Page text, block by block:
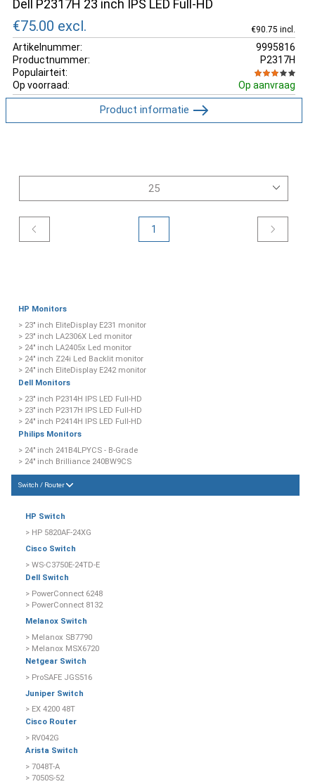
Dell P2317H 23 inch IPS LED Full-HD
€75.00 excl. €90.75 incl.
Artikelnummer:
9995816
Productnummer:
P2317H
Populairteit:
Op voorraad:
Op aanvraag
Product informatie
1
HP Monitors
> 23" inch EliteDisplay E231 monitor
> 23" inch LA2306X Led monitor
> 24" inch LA2405x Led monitor
> 24" inch Z24i Led Backlit monitor
> 24" inch EliteDisplay E242 monitor
Dell Monitors
> 23" inch P2314H IPS LED Full-HD
> 23" inch P2317H IPS LED Full-HD
> 24" inch P2414H IPS LED Full-HD
Philips Monitors
> 24" inch 241B4LPYCS - B-Grade
> 24" inch Brilliance 240BW9CS
Switch / Router
HP Switch
> HP 5820AF-24XG
Cisco Switch
> WS-C3750E-24TD-E
Dell Switch
> PowerConnect 6248
> PowerConnect 8132
Melanox Switch
> Melanox SB7790
> Melanox MSX6720
Netgear Switch
> ProSAFE JGS516
Juniper Switch
> EX 4200 48T
Cisco Router
> RV042G
Arista Switch
> 7048T-A
> 7050S-52